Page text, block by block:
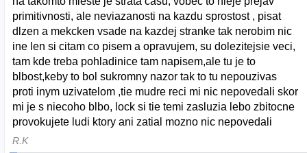
primitivnosti, ale neviazanosti na kazdu sprostost , pisat
dlzen a mekcken vsade na kazdej stranke tak nerobim nic
ine len si citam co pisem a opravujem, su dolezitejsie veci,
tam kde treba pohladinice tam napisem,ale tu je to
blbost,keby to bol sukromny nazor tak to tu nepouzivas
proti inym uzivatelom ,tie mudre reci mi nic nepovedali skor
mi je s niecoho blbo, lock si tie temi zasluzia lebo zbitocne
provokujete ludi ktory ani zatial mozno nic nepovedali
R.K